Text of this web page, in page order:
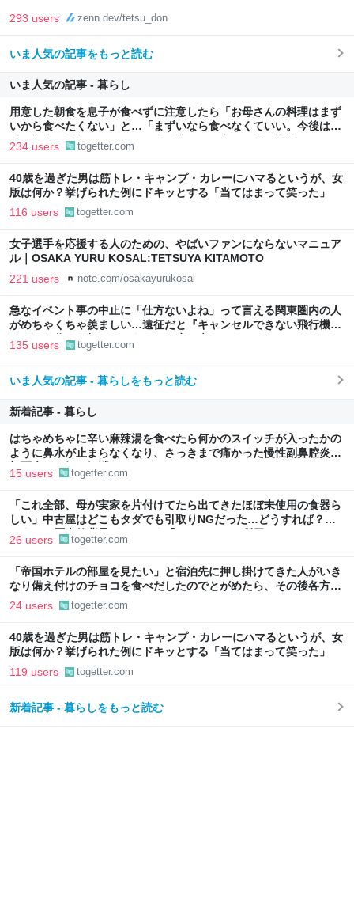
293 users zenn.dev/tetsu_don
いま人気の記事をもっと読む
いま人気の記事 - 暮らし
用意した朝食を息子が食べずに注意したら「お母さんの料理はまず
いから食べたくない」と…「まずいなら食べなくていい。今後は自
分で食事を用意しなさい。お金は渡す」と言った話が議論に
234 users togetter.com
40歳を過ぎた男は筋トレ・キャンプ・カレーにハマるというが、女
版は何か？挙げられた例にドキッとする「当てはまって笑った」
116 users togetter.com
女子選手を応援する人のための、やばいファンにならないマニュア
ル｜OSAKA YURU KOSAL:TETSUYA KITAMOTO
221 users note.com/osakayurukosal
急なイベント事の中止に「仕方ないよね」って言える関東圏内の人
がめちゃくちゃ羨ましい…遠征だと『キャンセルできない飛行機代
とホテル代』の怒りがどうしても先に来る
135 users togetter.com
いま人気の記事 - 暮らしをもっと読む
新着記事 - 暮らし
はちゃめちゃに辛い麻辣湯を食べたら何かのスイッチが入ったかの
ように鼻水が止まらなくなり、さっきまで痛かった慢性副鼻腔炎の
顔面痛が一気に解消した
15 users togetter.com
「これ全部、母が実家を片付けてたら出てきたほぼ未使用の食器ら
しい」中古屋はどこもタダでも引取りNGだった…どうすれば？→
どうやら歴史的背景がありそう「ジモティーを利用しては？」
26 users togetter.com
「帝国ホテルの部屋を見たい」と宿泊先に押し掛けてきた人がいき
なり備え付けのチョコを食べだしたのでとがめたら、その後各方面
に呪詛を吐かれまくった→残念な体験談に同情集まる
24 users togetter.com
40歳を過ぎた男は筋トレ・キャンプ・カレーにハマるというが、女
版は何か？挙げられた例にドキッとする「当てはまって笑った」
119 users togetter.com
新着記事 - 暮らしをもっと読む